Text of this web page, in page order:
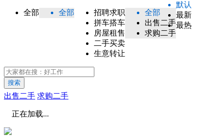
全部 全部
招聘求职
拼车搭车
房屋租售
二手买卖
生意转让
全部
出售二手
求购二手
默认
最新
最热
搜索
出售二手 求购二手
正在加载...